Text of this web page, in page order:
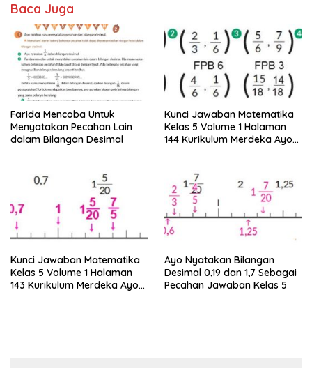
Baca Juga
Farida Mencoba Untuk
Menyatakan Pecahan Lain
dalam Bilangan Desimal
Kunci Jawaban Matematika
Kelas 5 Volume 1 Halaman
144 Kurikulum Merdeka Ayo
Kunci Jawaban Matematika
Kelas 5 Volume 1 Halaman
143 Kurikulum Merdeka Ayo
Ayo Nyatakan Bilangan
Desimal 0,19 dan 1,7 Sebagai
Pecahan Jawaban Kelas 5